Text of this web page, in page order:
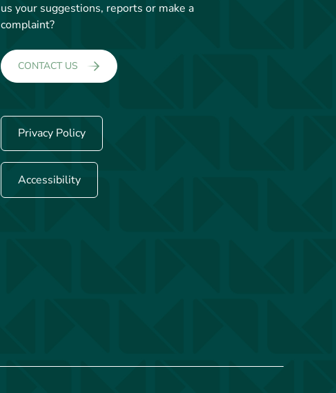
us your suggestions, reports or make a
complaint?
CONTACT US
Privacy Policy
Accessibility